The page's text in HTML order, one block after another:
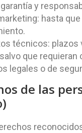
y
hasta
técnicos: plazos
que requieran
legales o de
de las